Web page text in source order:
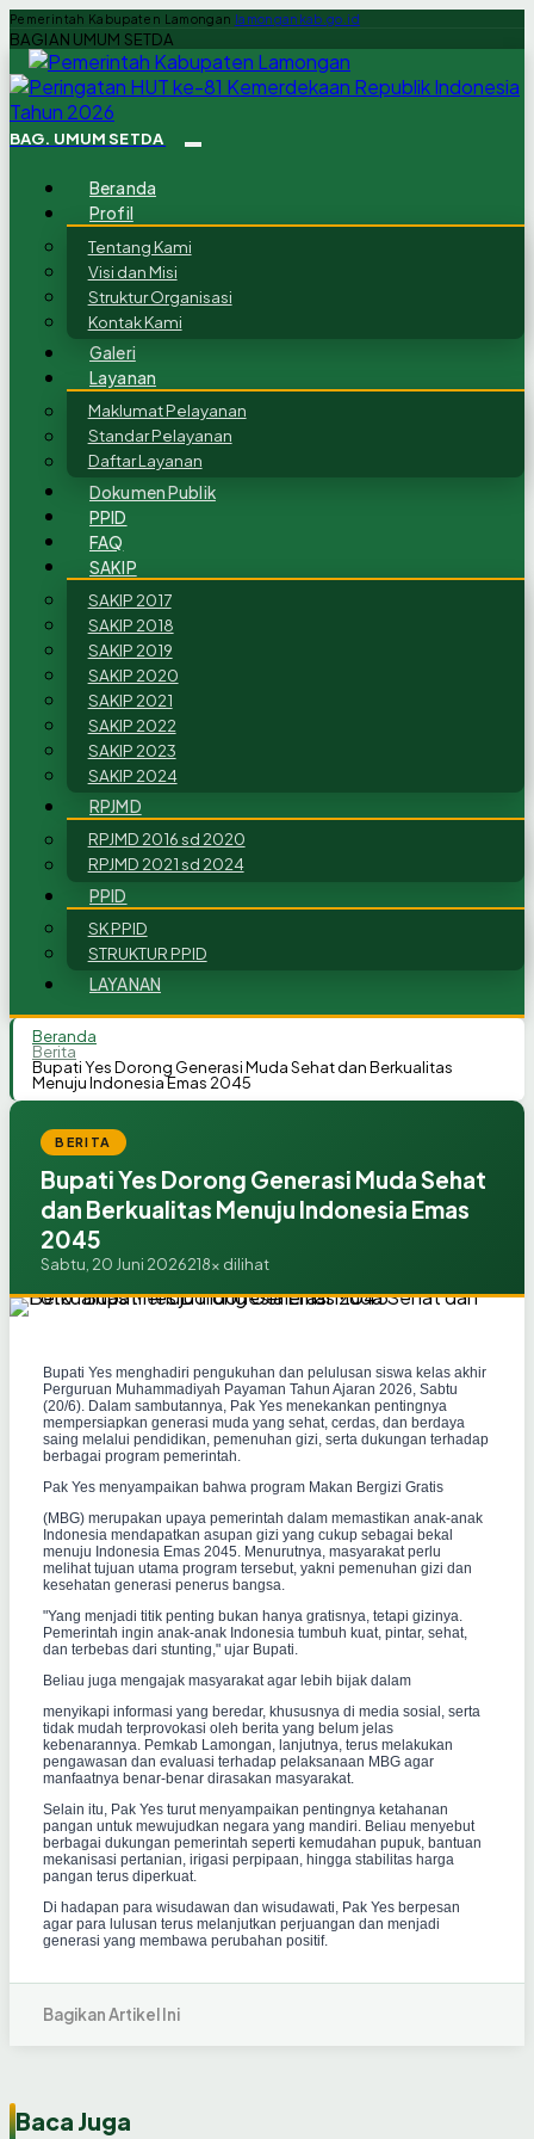
Pemerintah Kabupaten Lamongan lamongankab.go.id
BAGIAN UMUM SETDA
BAG. UMUM SETDA
Beranda
Profil
Tentang Kami
Visi dan Misi
Struktur Organisasi
Kontak Kami
Galeri
Layanan
Maklumat Pelayanan
Standar Pelayanan
Daftar Layanan
Dokumen Publik
PPID
FAQ
SAKIP
SAKIP 2017
SAKIP 2018
SAKIP 2019
SAKIP 2020
SAKIP 2021
SAKIP 2022
SAKIP 2023
SAKIP 2024
RPJMD
RPJMD 2016 sd 2020
RPJMD 2021 sd 2024
PPID
SK PPID
STRUKTUR PPID
LAYANAN
Beranda
Berita
Bupati Yes Dorong Generasi Muda Sehat dan Berkualitas
Menuju Indonesia Emas 2045
BERITA
Bupati Yes Dorong Generasi Muda Sehat
dan Berkualitas Menuju Indonesia Emas
2045
Sabtu, 20 Juni 2026218x dilihat
Bupati Yes menghadiri pengukuhan dan pelulusan siswa kelas akhir
Perguruan Muhammadiyah Payaman Tahun Ajaran 2026, Sabtu
(20/6). Dalam sambutannya, Pak Yes menekankan pentingnya
mempersiapkan generasi muda yang sehat, cerdas, dan berdaya
saing melalui pendidikan, pemenuhan gizi, serta dukungan terhadap
berbagai program pemerintah.
Pak Yes menyampaikan bahwa program Makan Bergizi Gratis
(MBG) merupakan upaya pemerintah dalam memastikan anak-anak
Indonesia mendapatkan asupan gizi yang cukup sebagai bekal
menuju Indonesia Emas 2045. Menurutnya, masyarakat perlu
melihat tujuan utama program tersebut, yakni pemenuhan gizi dan
kesehatan generasi penerus bangsa.
"Yang menjadi titik penting bukan hanya gratisnya, tetapi gizinya.
Pemerintah ingin anak-anak Indonesia tumbuh kuat, pintar, sehat,
dan terbebas dari stunting," ujar Bupati.
Beliau juga mengajak masyarakat agar lebih bijak dalam
menyikapi informasi yang beredar, khususnya di media sosial, serta
tidak mudah terprovokasi oleh berita yang belum jelas
kebenarannya. Pemkab Lamongan, lanjutnya, terus melakukan
pengawasan dan evaluasi terhadap pelaksanaan MBG agar
manfaatnya benar-benar dirasakan masyarakat.
Selain itu, Pak Yes turut menyampaikan pentingnya ketahanan
pangan untuk mewujudkan negara yang mandiri. Beliau menyebut
berbagai dukungan pemerintah seperti kemudahan pupuk, bantuan
mekanisasi pertanian, irigasi perpipaan, hingga stabilitas harga
pangan terus diperkuat.
Di hadapan para wisudawan dan wisudawati, Pak Yes berpesan
agar para lulusan terus melanjutkan perjuangan dan menjadi
generasi yang membawa perubahan positif.
Bagikan Artikel Ini
Baca Juga